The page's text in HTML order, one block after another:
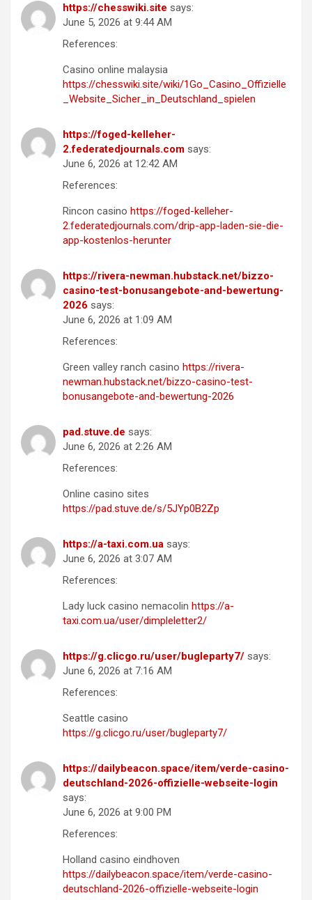
https://chesswiki.site says:
June 5, 2026 at 9:44 AM
References:
Casino online malaysia
https://chesswiki.site/wiki/1Go_Casino_Offizielle
_Website_Sicher_in_Deutschland_spielen
https://foged-kelleher-
2.federatedjournals.com says:
June 6, 2026 at 12:42 AM
References:
Rincon casino https://foged-kelleher-
2.federatedjournals.com/drip-app-laden-sie-die-
app-kostenlos-herunter
https://rivera-newman.hubstack.net/bizzo-
casino-test-bonusangebote-and-bewertung-
2026 says:
June 6, 2026 at 1:09 AM
References:
Green valley ranch casino https://rivera-
newman.hubstack.net/bizzo-casino-test-
bonusangebote-and-bewertung-2026
pad.stuve.de says:
June 6, 2026 at 2:26 AM
References:
Online casino sites
https://pad.stuve.de/s/5JYp0B2Zp
https://a-taxi.com.ua says:
June 6, 2026 at 3:07 AM
References:
Lady luck casino nemacolin https://a-
taxi.com.ua/user/dimpleletter2/
https://g.clicgo.ru/user/bugleparty7/ says:
June 6, 2026 at 7:16 AM
References:
Seattle casino
https://g.clicgo.ru/user/bugleparty7/
https://dailybeacon.space/item/verde-casino-
deutschland-2026-offizielle-webseite-login
says:
June 6, 2026 at 9:00 PM
References:
Holland casino eindhoven
https://dailybeacon.space/item/verde-casino-
deutschland-2026-offizielle-webseite-login